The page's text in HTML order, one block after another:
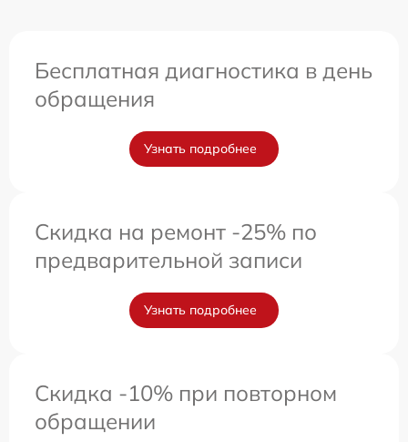
Бесплатная диагностика в день
обращения
Узнать подробнее
Скидка на ремонт -25% по
предварительной записи
Узнать подробнее
Скидка -10% при повторном
обращении